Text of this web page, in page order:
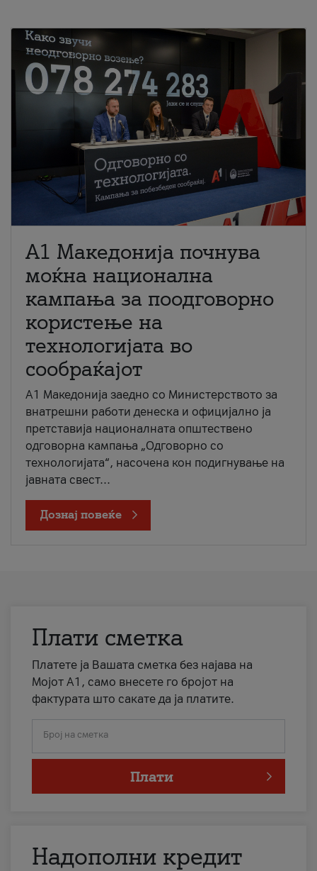
A1 Македонија почнува
моќна национална
кампања за поодговорно
користење на
технологијата во
сообраќајот
A1 Македонија заедно со Министерството за
внатрешни работи денеска и официјално ја
претставија националната општествено
одговорна кампања „Одговорно со
технологијата“, насочена кон подигнување на
јавната свест...
Дознај повеќе
Плати сметка
Платете ја Вашата сметка без најава на
Мојот А1, само внесете го бројот на
фактурата што сакате да ја платите.
Број на сметка
Плати
Надополни кредит